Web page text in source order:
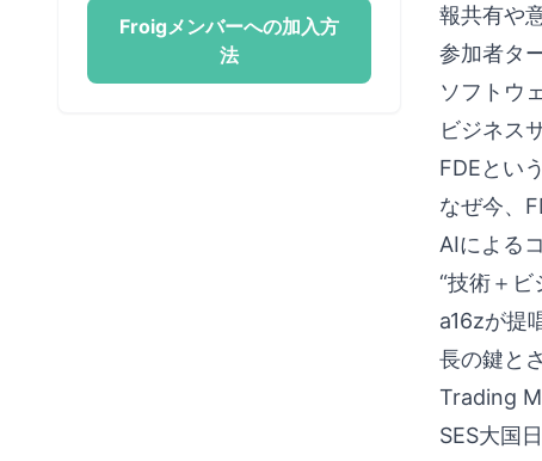
Froigメンバーへの加入方
法
報共有や
参加者タ
ソフトウ
ビジネス
FDEとい
なぜ今、
AIによる
“技術＋ビ
a16zが提
長の鍵と
Trading
SES大国